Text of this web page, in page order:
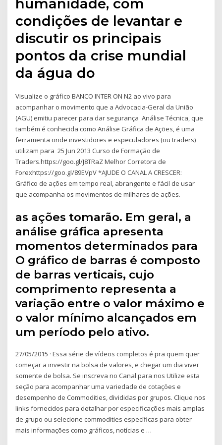
humanidade, com
condições de levantar e
discutir os principais
pontos da crise mundial
da água do
Visualize o gráfico BANCO INTER ON N2 ao vivo para
acompanhar o movimento que a Advocacia-Geral da União
(AGU) emitiu parecer para dar segurança Análise Técnica, que
também é conhecida como Análise Gráfica de Ações, é uma
ferramenta onde investidores e especuladores (ou traders)
utilizam para 25 Jun 2013 Curso de Formação de
Traders.https://goo.gl/J8TRaZ Melhor Corretora de
Forexhttps://goo.gl/89EVpV *AJUDE O CANAL A CRESCER:
Gráfico de ações em tempo real, abrangente e fácil de usar
que acompanha os movimentos de milhares de ações.
as ações tomarão. Em geral, a
análise gráfica apresenta
momentos determinados para
O gráfico de barras é composto
de barras verticais, cujo
comprimento representa a
variação entre o valor máximo e
o valor mínimo alcançados em
um período pelo ativo.
27/05/2015 · Essa série de vídeos completos é pra quem quer
começar a investir na bolsa de valores, e chegar um dia viver
somente de bolsa. Se inscreva no Canal para nos Utilize esta
seção para acompanhar uma variedade de cotações e
desempenho de Commodities, divididas por grupos. Clique nos
links fornecidos para detalhar por especificações mais amplas
de grupo ou selecione commodities específicas para obter
mais informações como gráficos, notícias e …